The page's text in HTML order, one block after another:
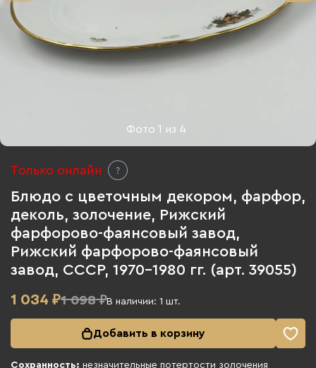
Фото1 из 4
Только онлайн
Блюдо с цветочным декором, фарфор,
деколь, золочение, Рижский
фарфорово-фаянсовый завод,
Рижский фарфорово-фаянсовый
завод, СССР, 1970-1980 гг. (арт. 39055)
1 034 ₽1 098 ₽В наличии: 1 шт.
Добавить в корзину
Сохранность: незначительные потертости золочения